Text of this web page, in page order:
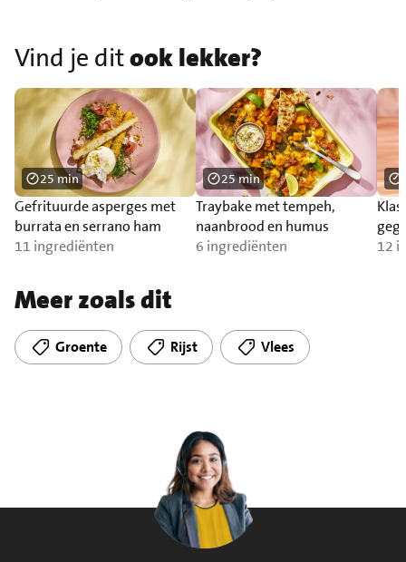
Vind je ditook lekker?
Gefrituurde asperges met
burrata en serrano ham
11 ingrediënten
25 min
Traybake met tempeh,
naanbrood en humus
6 ingrediënten
25 min
12
Meer zoals dit
Groente Rijst Vlees